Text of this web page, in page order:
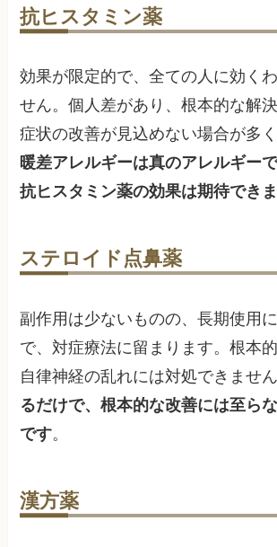
抗ヒスタミン薬
効果が限定的で、全ての人に効く
せん。個人差があり、根本的な解決
症状の改善が見込めない場合が多
暖差アレルギーは真のアレルギーで
抗ヒスタミン薬の効果は期待でき
ステロイド点鼻薬
副作用は少ないものの、長期使用
で、対症療法に留まります。根本
自律神経の乱れには対処できませ
るだけで、根本的な改善には至ら
です。
漢方薬